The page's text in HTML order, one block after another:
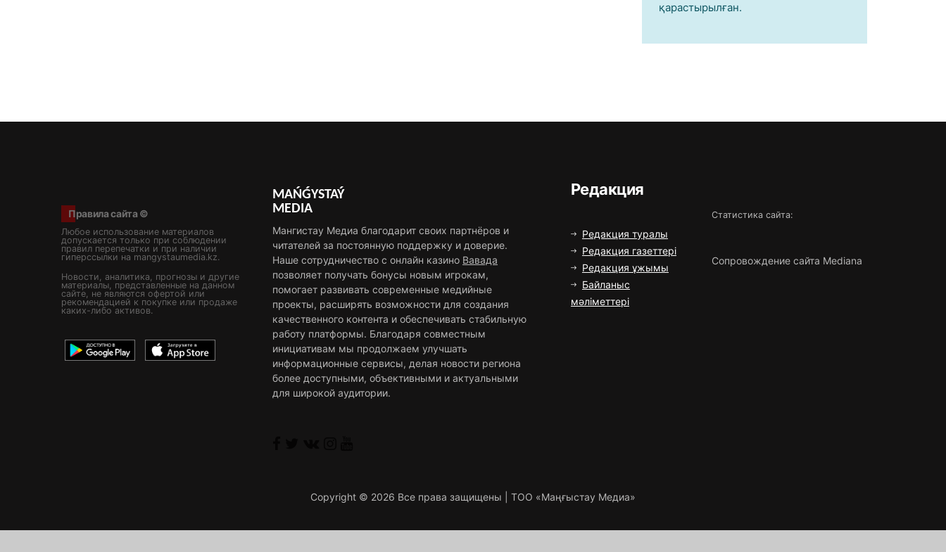
қарастырылған.
Правила сайта ©
Любое использование материалов
допускается только при соблюдении
правил перепечатки и при наличии
гиперссылки на mangystaumedia.kz.
Новости, аналитика, прогнозы и другие
материалы, представленные на данном
сайте, не являются офертой или
рекомендацией к покупке или продаже
каких-либо активов.
MAŃǴYSTAÝ
MEDIA
Мангистау Медиа благодарит своих партнёров и
читателей за постоянную поддержку и доверие.
Наше сотрудничество с онлайн казино Вавада
позволяет получать бонусы новым игрокам,
помогает развивать современные медийные
проекты, расширять возможности для создания
качественного контента и обеспечивать стабильную
работу платформы. Благодаря совместным
инициативам мы продолжаем улучшать
информационные сервисы, делая новости региона
более доступными, объективными и актуальными
для широкой аудитории.
Редакция
Редакция туралы
Редакция газеттері
Редакция ұжымы
Байланыс
мәліметтері
Статистика сайта:
Сопровождение сайта Mediana
Copyright © 2026 Все права защищены | ТОО «Маңғыстау Медиа»